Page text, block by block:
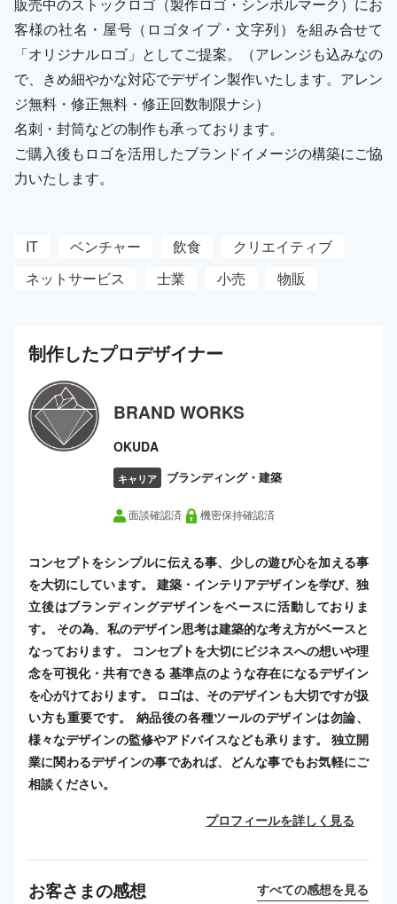
客様の社名・屋号（ロゴタイプ・文字列）を組み合せて
「オリジナルロゴ」としてご提案。（アレンジも込みなの
で、きめ細やかな対応でデザイン製作いたします。アレン
ジ無料・修正無料・修正回数制限ナシ）
名刺・封筒などの制作も承っております。
ご購入後もロゴを活用したブランドイメージの構築にご協
力いたします。
IT ベンチャー 飲食
クリエイティブ
ネットサービス
士業 小売 物販
制作したプロデザイナー
BRAND WORKS
OKUDA
キャリア ブランディング・建築
面談確認済 機密保持確認済
コンセプトをシンプルに伝える事、少しの遊び心を加える事
を大切にしています。 建築・インテリアデザインを学び、独
立後はブランディングデザインをベースに活動しておりま
す。 その為、私のデザイン思考は建築的な考え方がベースと
なっております。 コンセプトを大切にビジネスへの想いや理
念を可視化・共有できる 基準点のような存在になるデザイン
を心がけております。 ロゴは、そのデザインも大切ですが扱
い方も重要です。 納品後の各種ツールのデザインは勿論、
様々なデザインの監修やアドバイスなども承ります。 独立開
業に関わるデザインの事であれば、どんな事でもお気軽にご
相談ください。
プロフィールを詳しく見る
お客さまの感想 すべての感想を見る